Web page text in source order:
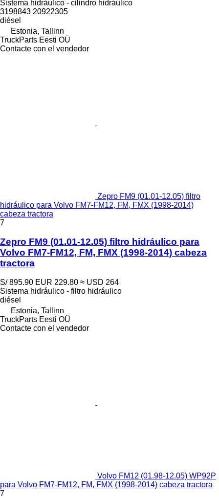
Sistema hidráulico - cilindro hidráulico
3198843 20922305
diésel
Estonia, Tallinn
TruckParts Eesti OÜ
Contacte con el vendedor
Zepro FM9 (01.01-12.05) filtro
hidráulico para Volvo FM7-FM12, FM, FMX (1998-2014)
cabeza tractora
7
Zepro FM9 (01.01-12.05) filtro hidráulico para
Volvo FM7-FM12, FM, FMX (1998-2014) cabeza
tractora
S/ 895.90 EUR 229.80 ≈ USD 264
Sistema hidráulico - filtro hidráulico
diésel
Estonia, Tallinn
TruckParts Eesti OÜ
Contacte con el vendedor
Volvo FM12 (01.98-12.05) WP92P
para Volvo FM7-FM12, FM, FMX (1998-2014) cabeza tractora
7